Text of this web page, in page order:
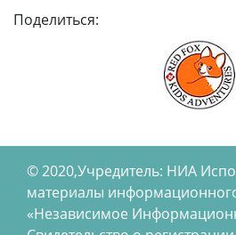
Поделиться:
© 2020,Учредитель: НИА
материалы
«Независимое